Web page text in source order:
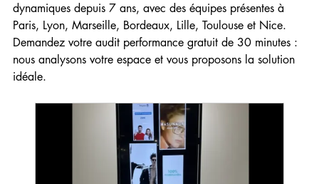
dynamiques depuis 7 ans, avec des équipes présentes à
Paris, Lyon, Marseille, Bordeaux, Lille, Toulouse et Nice.
Demandez votre audit performance gratuit de 30 minutes :
nous analysons votre espace et vous proposons la solution
idéale.